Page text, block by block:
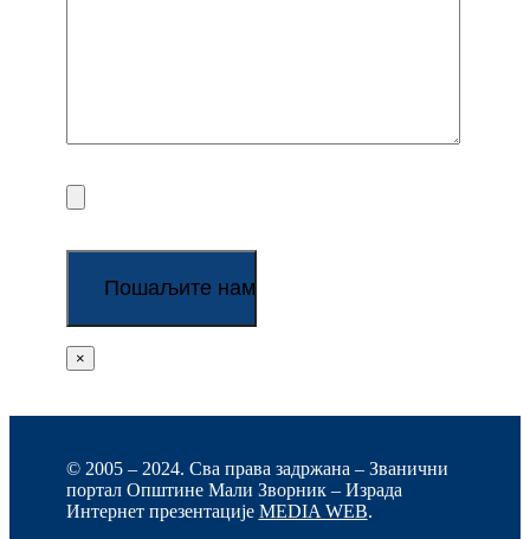
×
© 2005 – 2024. Сва права задржана – Званични
портал Општине Мали Зворник – Израда
Интернет презентације MEDIA WEB.